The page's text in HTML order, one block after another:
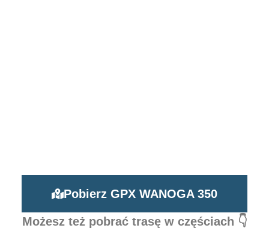
Pobierz GPX WANOGA 350
Możesz też pobrać trasę w częściach 👇